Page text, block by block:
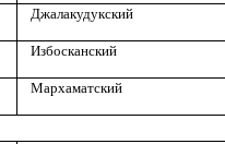
Джалакудукский
Избосканский
Мархаматский